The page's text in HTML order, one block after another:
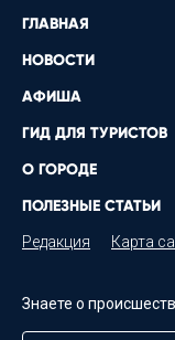
ГЛАВНАЯ
НОВОСТИ
АФИША
ГИД ДЛЯ ТУРИСТОВ
О ГОРОДЕ
ПОЛЕЗНЫЕ СТАТЬИ
Редакция Карта
Знаете о